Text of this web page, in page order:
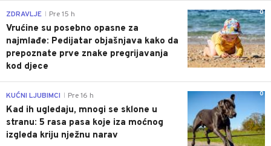
0
ZDRAVLJE Pre 15 h
Vrućine su posebno opasne za
najmlađe: Pedijatar objašnjava kako da
prepoznate prve znake pregrijavanja
kod djece
0
KUĆNI LJUBIMCI Pre 16 h
Kad ih ugledaju, mnogi se sklone u
stranu: 5 rasa pasa koje iza moćnog
izgleda kriju nježnu narav